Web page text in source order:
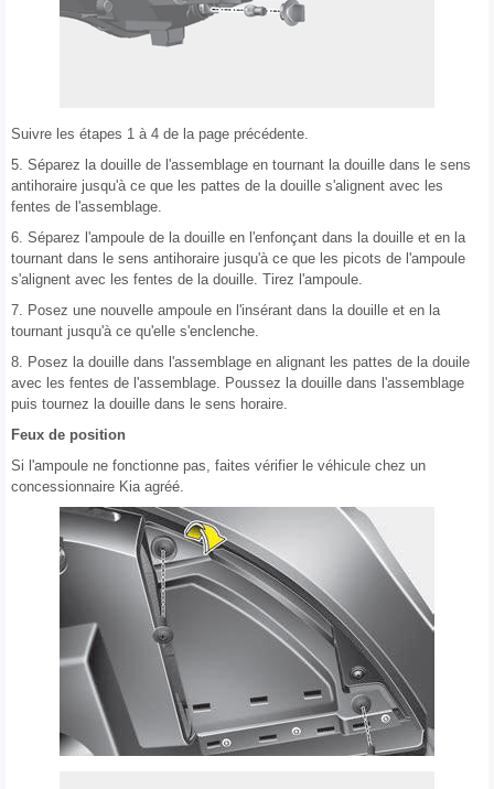
Suivre les étapes 1 à 4 de la page précédente.
5. Séparez la douille de l'assemblage en tournant la douille dans le sens
antihoraire jusqu'à ce que les pattes de la douille s'alignent avec les
fentes de l'assemblage.
6. Séparez l'ampoule de la douille en l'enfonçant dans la douille et en la
tournant dans le sens antihoraire jusqu'à ce que les picots de l'ampoule
s'alignent avec les fentes de la douille. Tirez l'ampoule.
7. Posez une nouvelle ampoule en l'insérant dans la douille et en la
tournant jusqu'à ce qu'elle s'enclenche.
8. Posez la douille dans l'assemblage en alignant les pattes de la douile
avec les fentes de l'assemblage. Poussez la douille dans l'assemblage
puis tournez la douille dans le sens horaire.
Feux de position
Si l'ampoule ne fonctionne pas, faites vérifier le véhicule chez un
concessionnaire Kia agréé.